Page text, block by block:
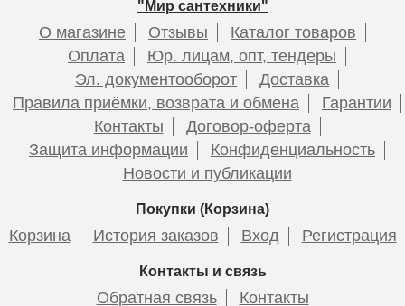
12 060
Подробнее
Тумба напольная для
комплекта Style Line Лима
100 см, эмаль графит
28 695
Подробнее
Тумба напольная для
комплекта Style Line Лима
100 см, белая матовая
Подробнее
"Мир сантехники"
О магазине Отзывы
Каталог товаров
Оплата
Юр. лицам, опт, тендеры
Эл. документооборот
Доставка
Правила приёмки, возврата и обмена
Гарантии
Контакты
Договор-оферта
Защита информации
Конфиденциальность
Новости и публикации
Покупки (Корзина)
Корзина История заказов Вход Регистрация
Контакты и связь
Обратная связь Контакты